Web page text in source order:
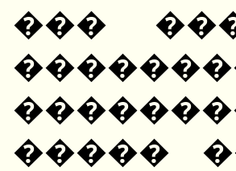
���
�����